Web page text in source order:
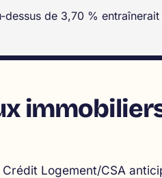
dessus de 3,70 %
Logement/CSA